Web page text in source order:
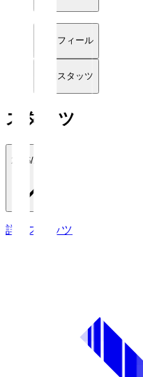
プロフィール
詳細スタッツ
スタッツ
2026/27
詳細スタッツ